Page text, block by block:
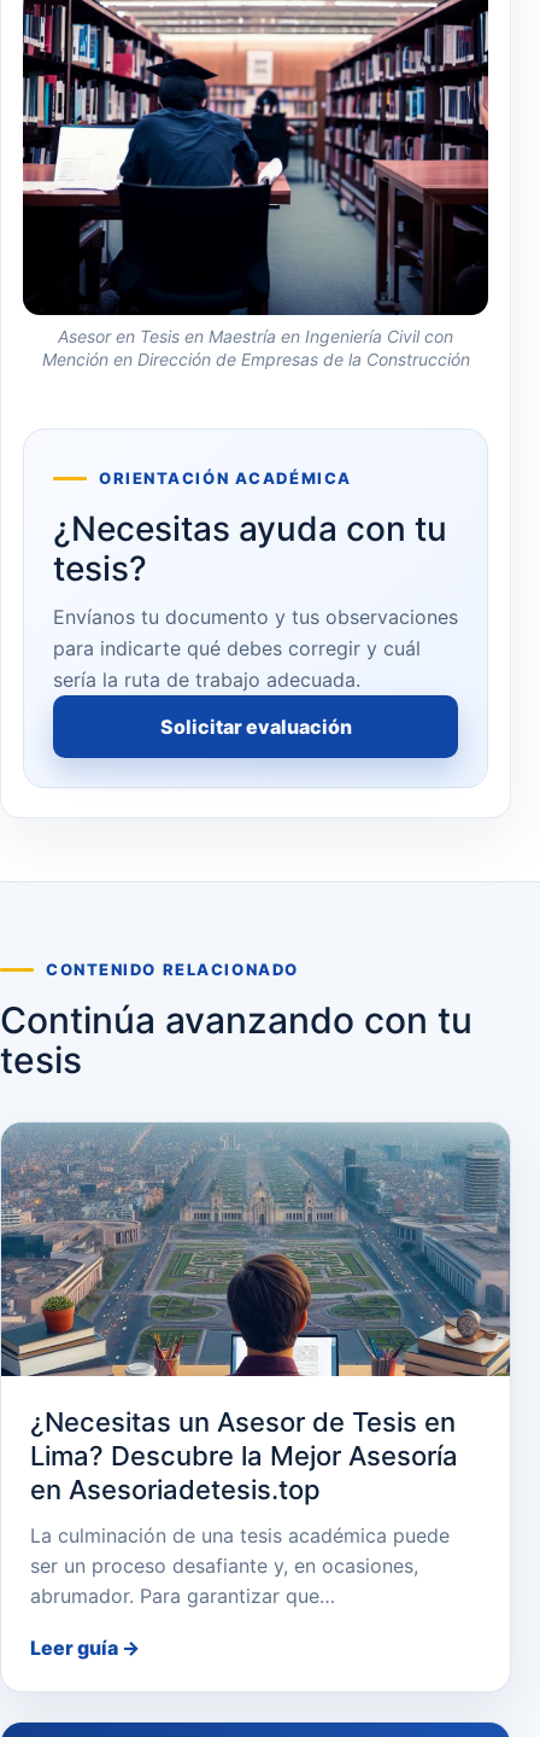
Asesor en Tesis en Maestría en Ingeniería Civil con
Mención en Dirección de Empresas de la Construcción
ORIENTACIÓN ACADÉMICA
¿Necesitas ayuda con tu
tesis?
Envíanos tu documento y tus observaciones
para indicarte qué debes corregir y cuál
sería la ruta de trabajo adecuada.
Solicitar evaluación
CONTENIDO RELACIONADO
Continúa avanzando con tu
tesis
¿Necesitas un Asesor de Tesis en
Lima? Descubre la Mejor Asesoría
en Asesoriadetesis.top
La culminación de una tesis académica puede
ser un proceso desafiante y, en ocasiones,
abrumador. Para garantizar que…
Leer guía →